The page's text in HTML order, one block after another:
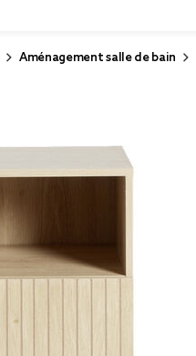
Aménagement salle de bain